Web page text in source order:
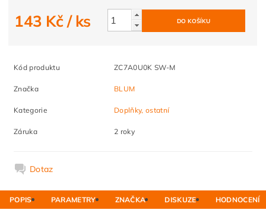
143 Kč/ ks
Kód produktu ZC7A0U0K SW-M
Značka BLUM
Kategorie Doplňky, ostatní
Záruka 2 roky
Dotaz
POPIS PARAMETRY ZNAČKA DISKUZE HODNOCENÍ